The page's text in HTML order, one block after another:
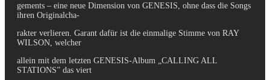
gements – eine neue Dimension von GENESIS, ohne dass die Songs
ihren Originalcha-
rakter verlieren. Garant dafür ist die einmalige Stimme von RAY
WILSON, welcher
allein mit dem letzten GENESIS-Album „CALLING ALL
STATIONS” das viert